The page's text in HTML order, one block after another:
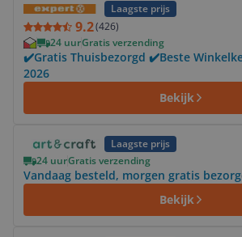
Laagste prijs
9.2(426)
24 uurGratis verzending
✔️Gratis Thuisbezorgd ✔️Beste
2026
Bekijk
Laagste prijs
24 uurGratis verzending
Vandaag besteld, morgen gratis
Bekijk